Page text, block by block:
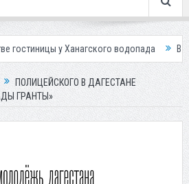
у Ханагского водопада Власти
ПОЛИЦЕЙСКОГО В ДАГЕСТАНЕ
ГРАНТЫ»